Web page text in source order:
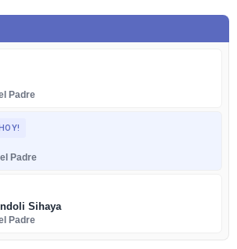
Padre
Padre
Sihaya
Padre